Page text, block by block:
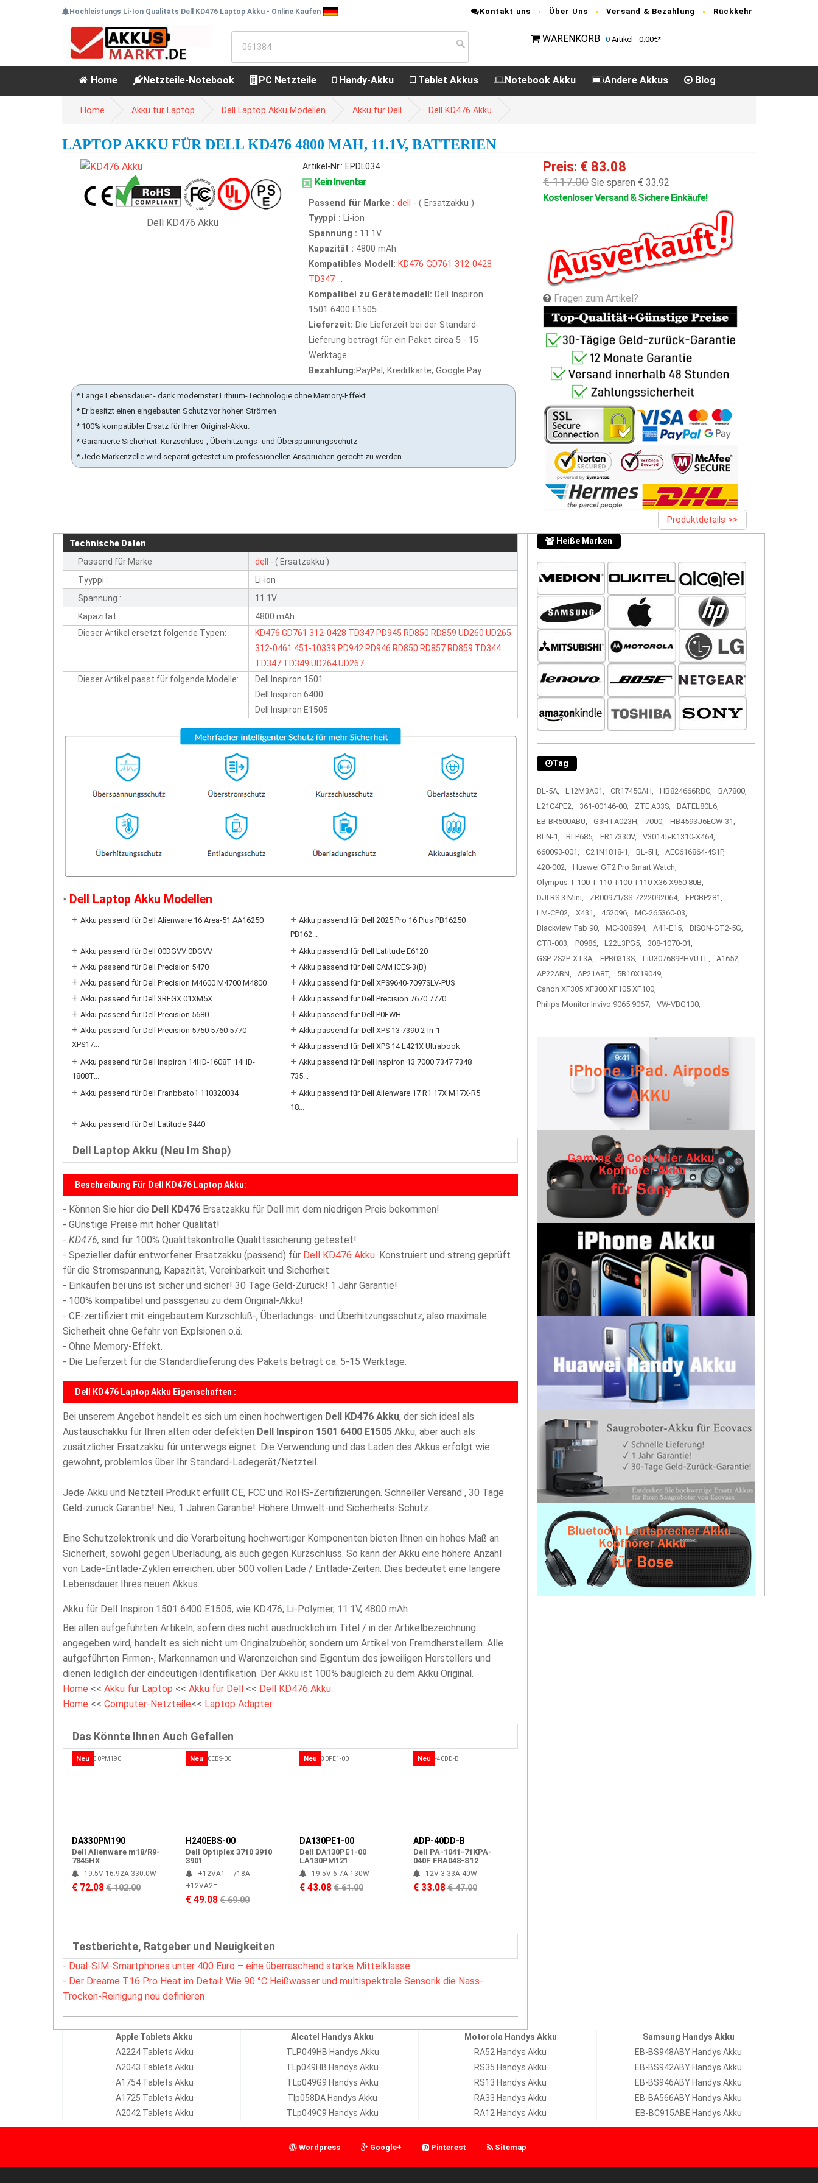
Hochleistungs Li-Ion Qualitäts Dell KD476 Laptop Akku - Online Kaufen Kontakt uns Über Uns Versand & Bezahlung Rückkehr
WARENKORB 0 Artikel - 0.00€*
Home Netzteile-Notebook PC Netzteile Handy-Akku Tablet Akkus Notebook Akku Andere Akkus Blog
Home Akku für Laptop Dell Laptop Akku Modellen Akku für Dell Dell KD476 Akku
LAPTOP AKKU FÜR DELL KD476 4800 MAH, 11.1V, BATTERIEN
Dell KD476 Akku
Artikel-Nr.: EPDL034
Kein Inventar
Passend für Marke : dell - ( Ersatzakku )
Tyyppi : Li-ion
Spannung : 11.1V
Kapazität : 4800 mAh
Kompatibles Modell: KD476 GD761 312-0428
TD347 ...
Kompatibel zu Gerätemodell: Dell Inspiron
1501 6400 E1505...
Lieferzeit: Die Lieferzeit bei der Standard-
Lieferung beträgt für ein Paket circa 5 - 15
Werktage.
Bezahlung:PayPal, Kreditkarte, Google Pay.
* Lange Lebensdauer - dank modernster Lithium-Technologie ohne Memory-Effekt
* Er besitzt einen eingebauten Schutz vor hohen Strömen
* 100% kompatibler Ersatz für Ihren Original-Akku.
* Garantierte Sicherheit: Kurzschluss-, Überhitzungs- und Überspannungsschutz
* Jede Markenzelle wird separat getestet um professionellen Ansprüchen gerecht zu werden
Preis: € 83.08
€ 117.00 Sie sparen € 33.92
Kostenloser Versand & Sichere Einkäufe!
Fragen zum Artikel?
Produktdetails >>
Technische Daten
Passend für Marke :
dell
- ( Ersatzakku )
Tyyppi :
Li-ion
Spannung :
11.1V
Kapazität :
4800 mAh
Dieser Artikel ersetzt folgende Typen:
KD476 GD761 312-0428 TD347 PD945 RD850 RD859 UD260 UD265
312-0461 451-10339 PD942 PD946 RD850 RD857 RD859 TD344
TD347 TD349 UD264 UD267
Dieser Artikel passt für folgende Modelle:
Dell Inspiron 1501
Dell Inspiron 6400
Dell Inspiron E1505
* Dell Laptop Akku Modellen
+ Akku passend für Dell Alienware 16 Area-51 AA16250 +Akku passend für Dell 2025 Pro 16 Plus PB16250
PB162...
+ Akku passend für Dell 00DGVV 0DGVV +Akku passend für Dell Latitude E6120
+ Akku passend für Dell Precision 5470 +Akku passend für Dell CAM ICES-3(B)
+ Akku passend für Dell Precision M4600 M4700 M4800 +Akku passend für Dell XPS9640-7097SLV-PUS
+ Akku passend für Dell 3RFGX 01XM5X +Akku passend für Dell Precision 7670 7770
+ Akku passend für Dell Precision 5680 +Akku passend für Dell P0FWH
+ Akku passend für Dell Precision 5750 5760 5770
XPS17...
+Akku passend für Dell XPS 13 7390 2-In-1
+Akku passend für Dell XPS 14 L421X Ultrabook
+ Akku passend für Dell Inspiron 14HD-1608T 14HD-
1808T...
+Akku passend für Dell Inspiron 13 7000 7347 7348
735...
+ Akku passend für Dell Franbbato1 110320034 +Akku passend für Dell Alienware 17 R1 17X M17X-R5
18...
+ Akku passend für Dell Latitude 9440
Dell Laptop Akku (Neu Im Shop)
Beschreibung Für Dell KD476 Laptop Akku:
- Können Sie hier die Dell KD476 Ersatzakku für Dell mit dem niedrigen Preis bekommen!
- GÜnstige Preise mit hoher Qualität!
- KD476, sind für 100% Qualittskontrolle Qualittssicherung getestet!
- Spezieller dafür entworfener Ersatzakku (passend) für Dell KD476 Akku. Konstruiert und streng geprüft
für die Stromspannung, Kapazität, Vereinbarkeit und Sicherheit.
- Einkaufen bei uns ist sicher und sicher! 30 Tage Geld-Zurück! 1 Jahr Garantie!
- 100% kompatibel und passgenau zu dem Original-Akku!
- CE-zertifiziert mit eingebautem Kurzschluß-, Überladungs- und Überhitzungsschutz, also maximale
Sicherheit ohne Gefahr von Explsionen o.ä.
- Ohne Memory-Effekt.
- Die Lieferzeit für die Standardlieferung des Pakets beträgt ca. 5-15 Werktage.
Dell KD476 Laptop Akku Eigenschaften :
Bei unserem Angebot handelt es sich um einen hochwertigen Dell KD476 Akku, der sich ideal als
Austauschakku für Ihren alten oder defekten Dell Inspiron 1501 6400 E1505 Akku, aber auch als
zusätzlicher Ersatzakku für unterwegs eignet. Die Verwendung und das Laden des Akkus erfolgt wie
gewohnt, problemlos über Ihr Standard-Ladegerät/Netzteil.
Jede Akku und Netzteil Produkt erfüllt CE, FCC und RoHS-Zertifizierungen. Schneller Versand , 30 Tage
Geld-zurück Garantie! Neu, 1 Jahren Garantie! Höhere Umwelt-und Sicherheits-Schutz.
Eine Schutzelektronik und die Verarbeitung hochwertiger Komponenten bieten Ihnen ein hohes Maß an
Sicherheit, sowohl gegen Überladung, als auch gegen Kurzschluss. So kann der Akku eine höhere Anzahl
von Lade-Entlade-Zyklen erreichen. über 500 vollen Lade / Entlade-Zeiten. Dies bedeutet eine längere
Lebensdauer Ihres neuen Akkus.
Akku für Dell Inspiron 1501 6400 E1505, wie KD476, Li-Polymer, 11.1V, 4800 mAh
Bei allen aufgeführten Artikeln, sofern dies nicht ausdrücklich im Titel / in der Artikelbezeichnung
angegeben wird, handelt es sich nicht um Originalzubehör, sondern um Artikel von Fremdherstellern. Alle
aufgeführten Firmen-, Markennamen und Warenzeichen sind Eigentum des jeweiligen Herstellers und
dienen lediglich der eindeutigen Identifikation. Der Akku ist 100% baugleich zu dem Akku Original.
Home << Akku für Laptop << Akku für Dell << Dell KD476 Akku
Home << Computer-Netzteile<< Laptop Adapter
Das Könnte Ihnen Auch Gefallen
Neu
DA330PM190
Dell Alienware m18/R9-
7845HX
19.5V 16.92A 330.0W
€ 72.08€ 102.00
Neu
H240EBS-00
Dell Optiplex 3710 3910
3901
+12VA1==/18A
+12VA2=
€ 49.08€ 69.00
Neu
DA130PE1-00
Dell DA130PE1-00
LA130PM121
19.5V 6.7A 130W
€ 43.08€ 61.00
Neu
ADP-40DD-B
Dell PA-1041-71KPA-
040F FRA048-S12
12V 3.33A 40W
€ 33.08€ 47.00
Testberichte, Ratgeber und Neuigkeiten
- Dual-SIM-Smartphones unter 400 Euro – eine überraschend starke Mittelklasse
- Der Dreame T16 Pro Heat im Detail: Wie 90 °C Heißwasser und multispektrale Sensorik die Nass-
Trocken-Reinigung neu definieren
Heiße Marken
Tag
BL-5A, L12M3A01, CR17450AH, HB824666RBC,
BA7800,
L21C4PE2,
361-00146-00, ZTE A33S,
BATEL80L6,
EB-BR500ABU,
G3HTA023H, 7000,
HB4593J6ECW-31,
BLN-1,
BLP685, ER17330V,
V30145-K1310-X464,
660093-001,
C21N1818-1, BL-5H,
AEC616864-4S1P,
420-002,
Huawei GT2 Pro Smart Watch,
Olympus T 100 T 110 T100 T110 X36 X960 80B,
DJI RS 3 Mini,
ZR00971/SS-7222092064,
FPCBP281,
LM-CP02,
X431, 452096,
MC-265360-03,
Blackview Tab 90,
MC-308594, A41-E15,
BISON-GT2-5G,
CTR-003,
P0986, L22L3PG5,
308-1070-01,
GSP-2S2P-XT3A,
FPB0313S, LiU307689PHVUTL,
A1652,
AP22ABN,
AP21A8T,
5B10X19049,
Canon XF305 XF300 XF105 XF100,
Philips Monitor Invivo 9065 9067,
VW-VBG130,
Apple Tablets Akku
A2224 Tablets Akku
A2043 Tablets Akku
A1754 Tablets Akku
A1725 Tablets Akku
A2042 Tablets Akku
Alcatel Handys Akku
TLP049HB Handys Akku
TLp049HB Handys Akku
TLp049G9 Handys Akku
Tlp058DA Handys Akku
TLp049C9 Handys Akku
Motorola Handys Akku
RA52 Handys Akku
RS35 Handys Akku
RS13 Handys Akku
RA33 Handys Akku
RA12 Handys Akku
Samsung Handys Akku
EB-BS948ABY Handys Akku
EB-BS942ABY Handys Akku
EB-BS946ABY Handys Akku
EB-BA566ABY Handys Akku
EB-BC915ABE Handys Akku
Wordpress Google+ Pinterest Sitemap